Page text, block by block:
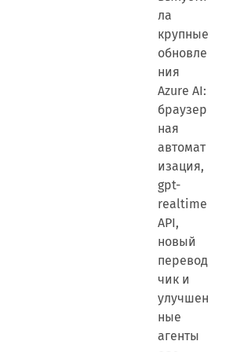
ла
крупные
обновле
ния
Azure AI:
браузер
ная
автомат
изация,
gpt-
realtime
API,
новый
перевод
чик и
улучшен
ные
агенты